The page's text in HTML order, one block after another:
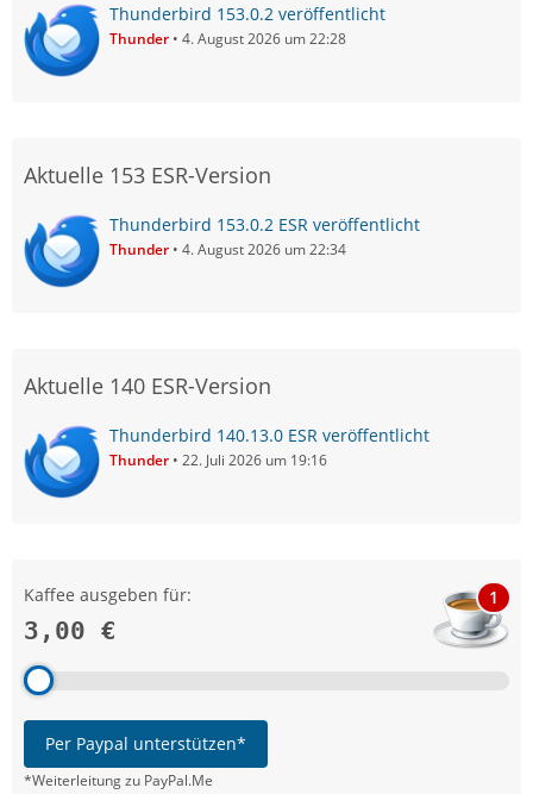
Thunderbird 153.0.2 veröffentlicht
Thunder 4. August 2026 um 22:28
Aktuelle 153 ESR-Version
Thunderbird 153.0.2 ESR veröffentlicht
Thunder 4. August 2026 um 22:34
Aktuelle 140 ESR-Version
Thunderbird 140.13.0 ESR veröffentlicht
Thunder 22. Juli 2026 um 19:16
Kaffee ausgeben für:
3,00 €
1
Per Paypal unterstützen*
*Weiterleitung zu PayPal.Me